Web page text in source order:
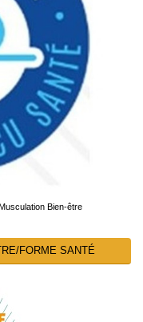
Bien-être
FORME SANTÉ